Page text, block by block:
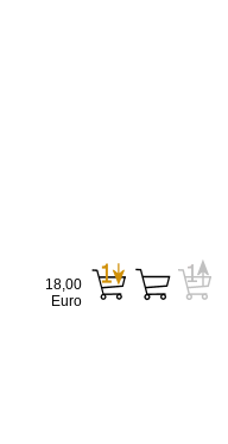
18,00
Euro